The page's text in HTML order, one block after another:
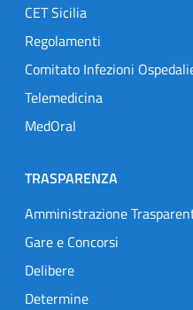
CET Sicilia
Regolamenti
Comitato Infezioni
Telemedicina
MedOral
TRASPARENZA
Amministrazione
Gare e Concorsi
Delibere
Determine